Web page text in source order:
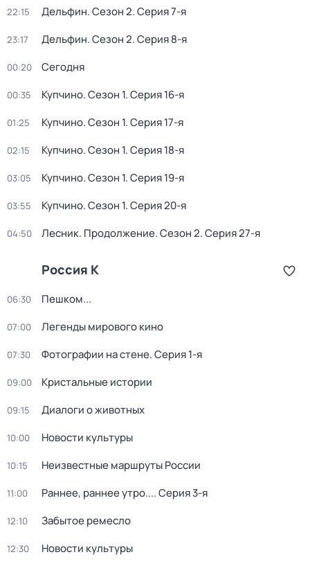
22:15 Дельфин. Сезон 2. Серия 7-я
23:17 Дельфин. Сезон 2. Серия 8-я
00:20 Сегодня
00:35 Купчино. Сезон 1. Серия 16-я
01:25 Купчино. Сезон 1. Серия 17-я
02:15 Купчино. Сезон 1. Серия 18-я
03:05 Купчино. Сезон 1. Серия 19-я
03:55 Купчино. Сезон 1. Серия 20-я
04:50 Лесник. Продолжение. Сезон 2. Серия 27-я
Россия К
06:30 Пешком...
07:00 Легенды мирового кино
07:30 Фотографии на стене. Серия 1-я
09:00 Кристальные истории
09:15 Диалоги о животных
10:00 Новости культуры
10:15 Неизвестные маршруты России
11:00 Раннее, раннее утро.... Серия 3-я
12:10 Забытое ремесло
12:30 Новости культуры